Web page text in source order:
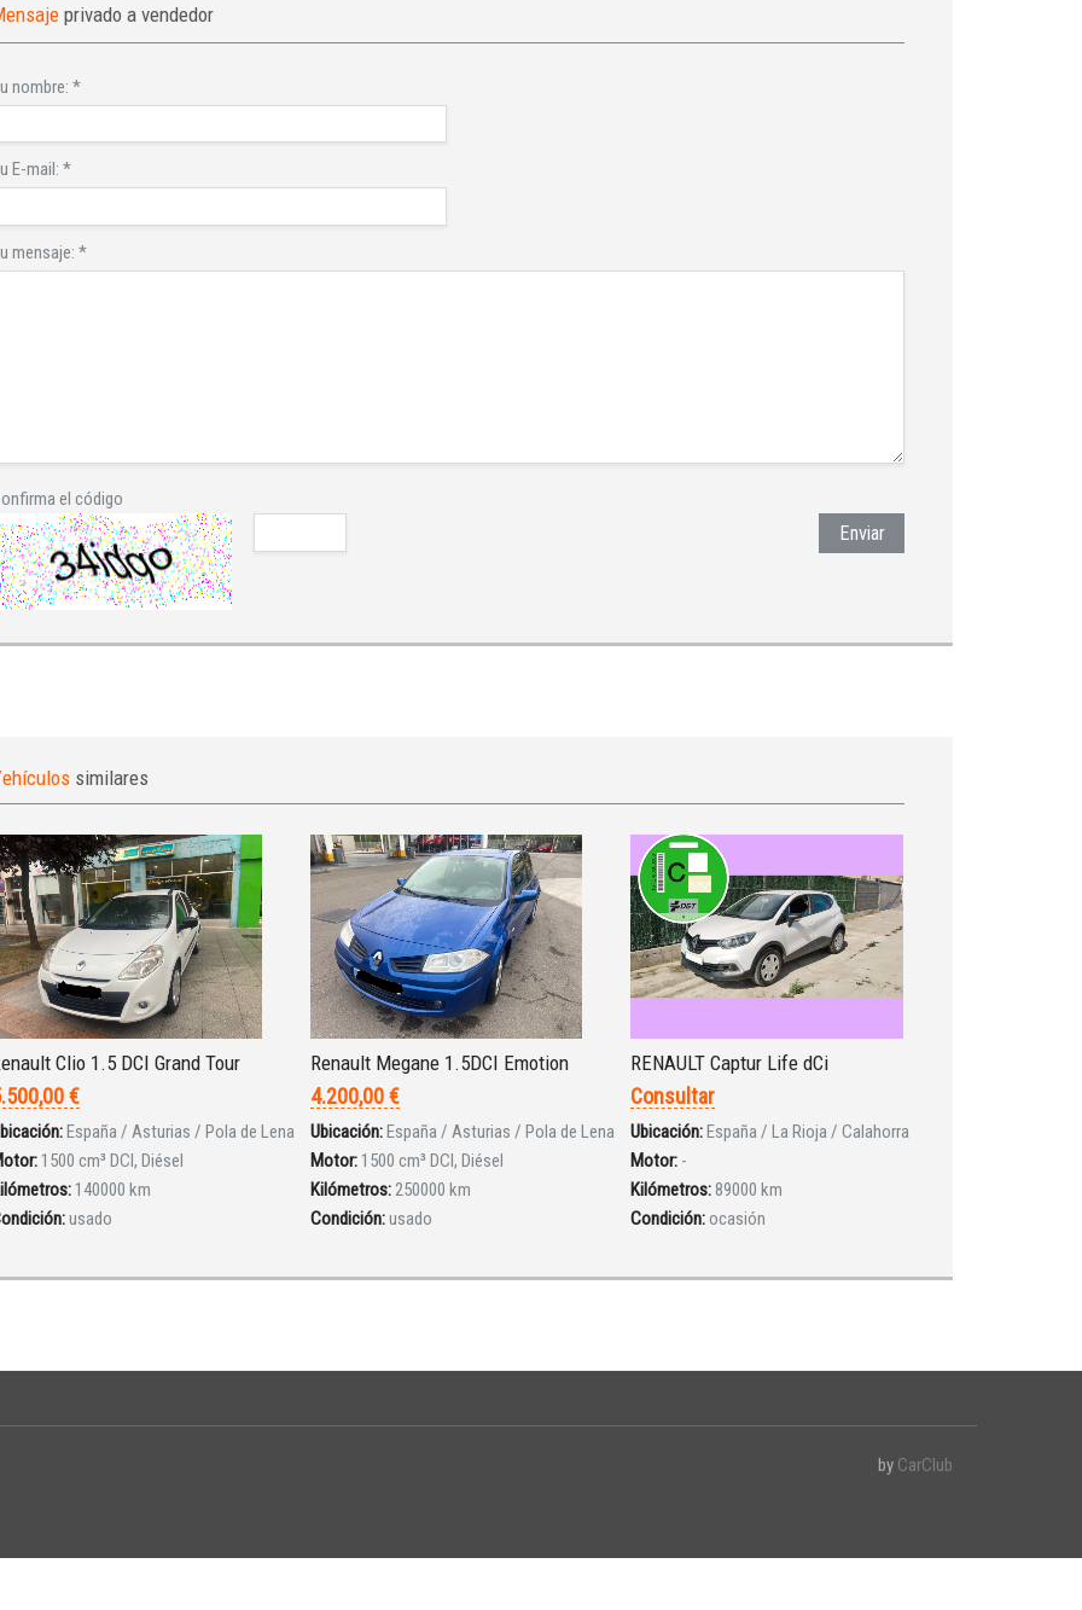
privado a vendedor
nombre: *
E-mail: *
mensaje: *
el código
Enviar
similares
Clio 1.5 DCI Grand Tour
€
España / Asturias / Pola de Lena
1500 cm³ DCI, Diésel
140000 km
usado
Renault Megane 1.5DCI Emotion
4.200,00 €
Ubicación:España / Asturias / Pola de Lena
Motor: 1500 cm³ DCI, Diésel
Kilómetros:250000 km
Condición:usado
RENAULT Captur Life dCi
Consultar
Ubicación:España / La Rioja / Calahorra
Motor: -
Kilómetros: 89000 km
Condición:ocasión
by CarClub